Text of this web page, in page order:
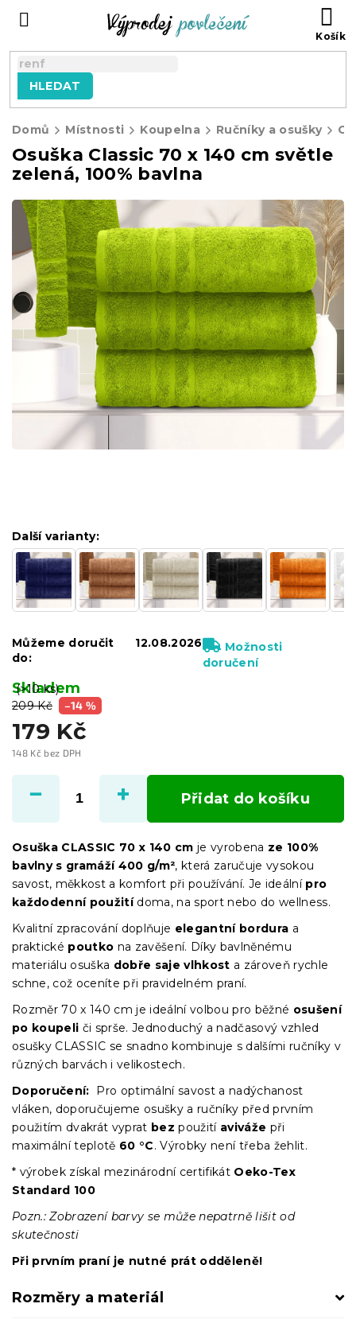
HLEDAT
Domů Místnosti Koupelna Ručníky a osušky
Osuška Classic 70 x 140 cm světle
zelená, 100% bavlna
209 Kč –14 %
179 Kč
148 Kč bez DPH
cena:
Skladem
(>10 ks)
Další varianty:
Můžeme doručit
do:
12.08.2026
Možnosti
doručení
Přidat do košíku
Osuška CLASSIC 70 x 140 cm je vyrobena ze 100%
bavlny s gramáží 400 g/m², která zaručuje vysokou
savost, měkkost a komfort při používání. Je ideální pro
každodenní použitídoma, na sport nebo do wellness.
Kvalitní zpracování doplňuje elegantní bordura a
praktické poutko na zavěšení. Díky bavlněnému
materiálu osuška dobře saje vlhkost a zároveň rychle
schne, což oceníte při pravidelném praní.
Rozměr 70 x 140 cm je ideální volbou pro běžné osušení
po koupeli či sprše. Jednoduchý a nadčasový vzhled
osušky CLASSIC se snadno kombinuje s dalšími ručníky v
různých barvách i velikostech.
Doporučení: Pro optimální savost a nadýchanost
vláken, doporučujeme osušky a ručníky před prvním
použitím dvakrát vyprat bez použití aviváže při
maximální teplotě 60 °C. Výrobky není třeba žehlit.
* výrobek získal mezinárodní certifikát Oeko-Tex
Standard 100
Pozn.: Zobrazení barvy se může nepatrně lišit od
skutečnosti
Při prvním praní je nutné prát odděleně!
Rozměry a materiál